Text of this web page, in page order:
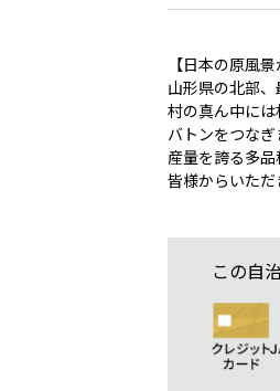
【日本の原風
山形県の北部、
村の真ん中に
バトンをつな
産量を誇る多品
皆様からいただ
この自